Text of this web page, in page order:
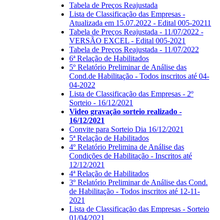
Tabela de Preços Reajustada
Lista de Classificação das Empresas -
Atualizada em 15.07.2022 - Edital 005-20211
Tabela de Preços Reajustada - 11/07/2022 -
VERSÃO EXCEL - Edital 005-2021
Tabela de Preços Reajustada - 11/07/2022
6ª Relação de Habilitados
5º Relatório Preliminar de Análise das
Cond.de Habilitação - Todos inscritos até 04-
04-2022
Lista de Classificação das Empresas - 2º
Sorteio - 16/12/2021
Video gravação sorteio realizado -
16/12/2021
Convite para Sorteio Dia 16/12/2021
5ª Relação de Habilitados
4º Relatório Prelimina de Análise das
Condições de Habilitação - Inscritos até
12/12/2021
4ª Relação de Habilitados
3º Relatório Preliminar de Análise das Cond.
de Habilitação - Todos inscritos até 12-11-
2021
Lista de Classificação das Empresas - Sorteio
01/04/2021